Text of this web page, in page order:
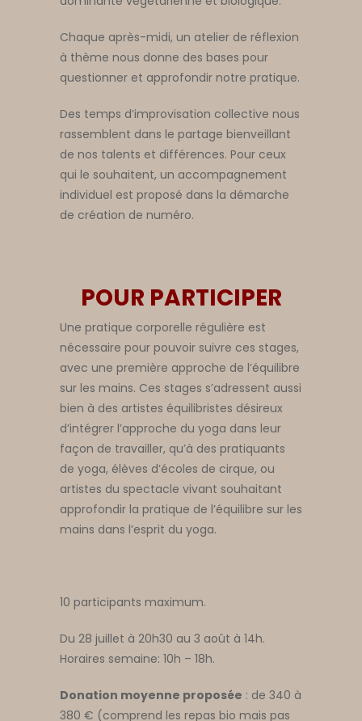
Chaque après-midi, un atelier de réflexion
à thème nous donne des bases pour
questionner et approfondir notre pratique.
Des temps d’improvisation collective nous
rassemblent dans le partage bienveillant
de nos talents et différences. Pour ceux
qui le souhaitent, un accompagnement
individuel est proposé dans la démarche
de création de numéro.
POUR PARTICIPER
Une pratique corporelle régulière est
nécessaire pour pouvoir suivre ces stages,
avec une première approche de l’équilibre
sur les mains. Ces stages s’adressent aussi
bien à des artistes équilibristes désireux
d’intégrer l’approche du yoga dans leur
façon de travailler, qu’à des pratiquants
de yoga, élèves d’écoles de cirque, ou
artistes du spectacle vivant souhaitant
approfondir la pratique de l’équilibre sur les
mains dans l’esprit du yoga.
10 participants maximum.
Du 28 juillet à 20h30 au 3 août à 14h.
Horaires semaine: 10h – 18h.
Donation moyenne proposée : de 340 à
380 € (comprend les repas bio mais pas